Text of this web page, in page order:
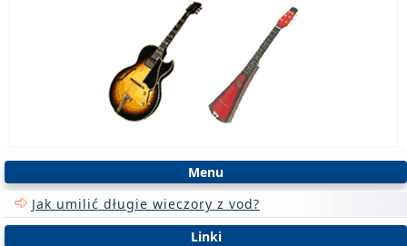
Menu
Jak umilić długie wieczory z vod?
Linki